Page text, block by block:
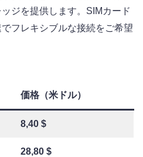
ジを提供します。SIMカード
フレキシブルな接続をご希望
価格（米ドル）
8,40 $
28,80 $